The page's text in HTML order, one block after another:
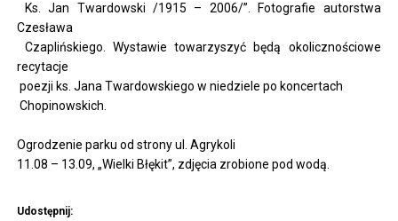
Ks. Jan Twardowski /1915 – 2006/”. Fotografie autorstwa
Czesława
Czaplińskiego. Wystawie towarzyszyć będą okolicznościowe
recytacje
poezji ks. Jana Twardowskiego w niedziele po koncertach
Chopinowskich.
Ogrodzenie parku od strony ul. Agrykoli
11.08 – 13.09, „Wielki Błękit”, zdjęcia zrobione pod wodą.
Udostępnij: